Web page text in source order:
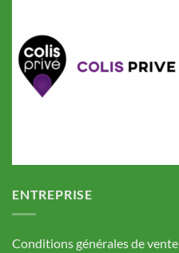
ENTREPRISE
Conditions générales de vente